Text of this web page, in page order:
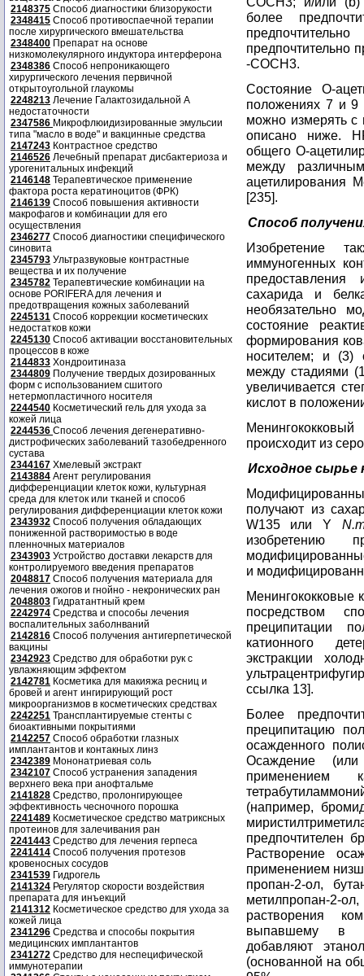
2148375 Способ диагностики близорукости
2348415 Способ противоспаечной терапии
после хирургического вмешательства
2348400 Препарат на основе
низкомолекулярного индуктора интерферона
2348386 Способ непроникающего
хирургического лечения первичной
открытоугольной глаукомы
2248213 Лечение Галактозидальной А
недостаточности
2347586 Микрофлюидизированные эмульсии
типа "масло в воде" и вакцинные средства
2147243 Контрастное средство
2146526 Лечебный препарат дисбактериоза и
урогенитальных инфекций
2146148 Терапевтическое применение
фактора роста кератиноцитов (ФРК)
2146139 Способ повышения активности
макрофагов и комбинации для его
осуществления
2346277 Способ диагностики специфического
синовита
2345793 Ультразвуковые контрастные
вещества и их получение
2345782 Терапевтические комбинации на
основе PORIFERA для лечения и
предотвращения кожных заболеваний
2245131 Способ коррекции косметических
недостатков кожи
2245130 Способ активации восстановительных
процессов в коже
2144833 Хондроитиназа
2344809 Получение твердых дозированных
форм с использованием сшитого
нетермопластичного носителя
2244540 Косметический гель для ухода за
кожей лица
2244536 Способ лечения дегенеративно-
дистрофических заболеваний тазобедренного
сустава
2344167 Хмелевый экстракт
2143884 Агент регулирования
дифференциации клеток кожи, культурная
среда для клеток или тканей и способ
регулирования дифференциации клеток кожи
2343932 Способ получения обладающих
пониженной растворимостью в воде
пленночных материалов
2343903 Устройство доставки лекарств для
контролируемого введения препаратов
2048817 Способ получения материала для
лечения ожогов и гнойно - некронических ран
2048803 Гидратантный крем
2242974 Средства и способы лечения
воспалительных заболнваний
2142816 Способ получения антигерпетической
вакцины
2342923 Средство для обработки рук с
увлажняющим эффектом
2142781 Косметика для макияжа ресниц и
бровей и агент ингирирующий рост
микроорганизмов в косметических средствах
2242251 Трансплантируемые стенты с
биоактивными покрытиями
2142257 Способ обработки глазных
имплантантов и контакных линз
2342389 Мононатриевая соль
2342107 Способ устранения западения
верхнего века при анофтальме
2141828 Средство, пролонгирующее
эффективность чесночного порошка
2241489 Косметическое средство матриксных
протеинов для залечивания ран
2241443 Средство для лечения герпеса
2241414 Способ получения протезов
кровеносных сосудов
2341539 Гидрогель
2141324 Регулятор скорости воздействия
препарата для инъекций
2141312 Косметическое средство для ухода за
кожей лица
2341296 Средства и способы покрытия
медицинских имплантантов
2341272 Средство для неспецифической
иммунотерапии
более
предпочтительно
-COCH3.
Состояние O-
положениях 7 и 9
можно измерять
описано ниже.
общего O-
между
ацетилирования
[235].
Способ
Изобретение
иммуногенных
предоставления
сахарида и
необязательно
состояние
формирования
носителем; и (3)
между стадиями
увеличивается
кислот в
происходит из
Исходное сырье
получают из
W135 или Y
изобретению
и
Менингококковые
посредством
преципитации
катионного
экстракции
ссылка 13].
Более
преципитацию
осажденного
Осаждение
применением
(например,
предпочтителен
Растворение
применением
пропан-2-ол,
метилпропан-2-
растворения
выпавшему в
добавляют
(основанной на